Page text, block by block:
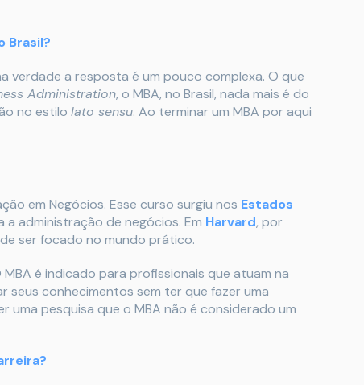
Brasil?
verdade a resposta é um pouco complexa. O que
Administration, o MBA, no Brasil, nada mais é do
no estilo lato sensu. Ao terminar um MBA por aqui
em Negócios. Esse curso surgiu nos Estados
administração de negócios. Em Harvard, por
ser focado no mundo prático.
é indicado para profissionais que atuam na
seus conhecimentos sem ter que fazer uma
uma pesquisa que o MBA não é considerado um